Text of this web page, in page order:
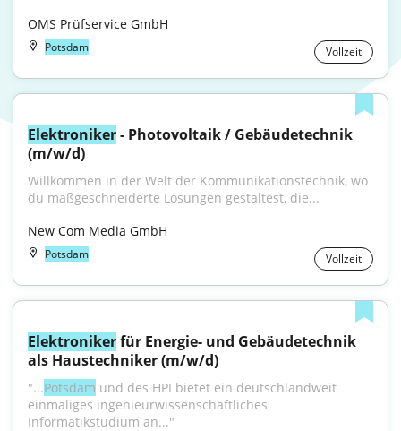
OMS Prüfservice GmbH
Potsdam Vollzeit
Elektroniker - Photovoltaik / Gebäudetechnik
(m/w/d)
Willkommen in der Welt der Kommunikationstechnik, wo
du maßgeschneiderte Lösungen gestaltest, die...
New Com Media GmbH
Potsdam Vollzeit
Elektroniker für Energie- und Gebäudetechnik
als Haustechniker (m/w/d)
"...Potsdam und des HPI bietet ein deutschlandweit
einmaliges ingenieurwissenschaftliches
Informatikstudium an..."